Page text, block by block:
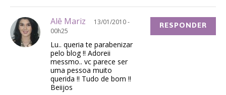
Alê Mariz
13/01/2010 -
00h25
Lu.. queria te parabenizar
pelo blog !! Adoreii
messmo.. vc parece ser
uma pessoa muito
querida !! Tudo de bom !!
Beiijos
RESPONDER